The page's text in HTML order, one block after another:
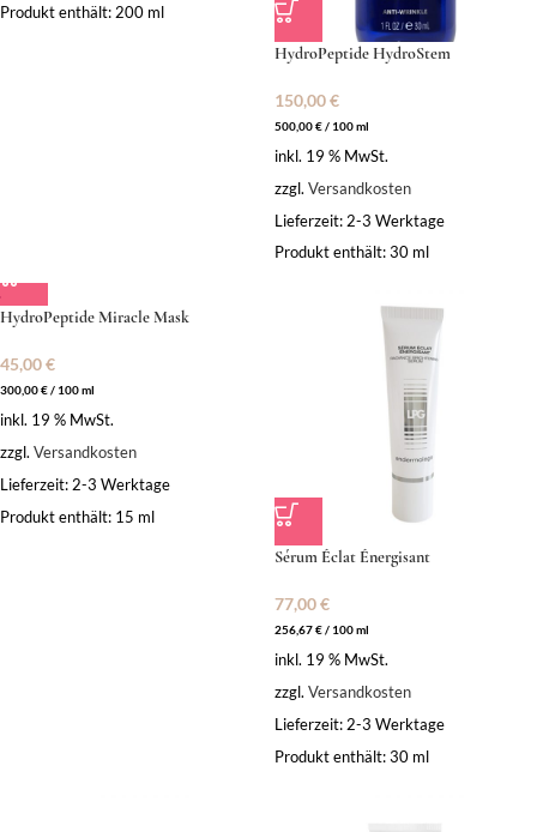
Produkt enthält: 200 ml
HydroPeptide HydroStem
150,00€
500,00€/ 100ml
inkl. 19 % MwSt.
zzgl. Versandkosten
Lieferzeit: 2-3 Werktage
Produkt enthält: 30 ml
HydroPeptide Miracle Mask
45,00€
300,00€/ 100ml
inkl. 19 % MwSt.
zzgl. Versandkosten
Lieferzeit: 2-3 Werktage
Produkt enthält: 15 ml
Sérum Éclat Énergisant
77,00€
256,67€/ 100ml
inkl. 19 % MwSt.
zzgl. Versandkosten
Lieferzeit: 2-3 Werktage
Produkt enthält: 30 ml